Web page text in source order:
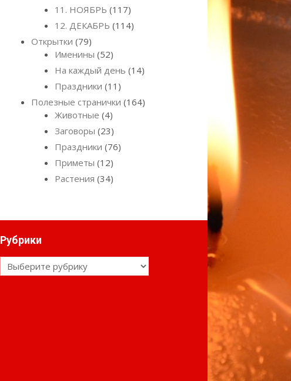
11. НОЯБРЬ (117)
12. ДЕКАБРЬ (114)
Открытки (79)
Именины (52)
На каждый день (14)
Праздники (11)
Полезные странички (164)
Животные (4)
Заговоры (23)
Праздники (76)
Приметы (12)
Растения (34)
Рубрики
Рубрики